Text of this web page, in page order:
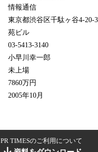
情報通信
東京都渋谷区千駄ヶ谷4-20-
苑ビル
03-5413-3140
小早川幸一郎
未上場
7860万円
2005年10月
PR TIMESのご利用について